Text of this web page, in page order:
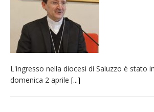
L'ingresso nella diocesi di Saluzzo è stato
domenica 2 aprile [...]